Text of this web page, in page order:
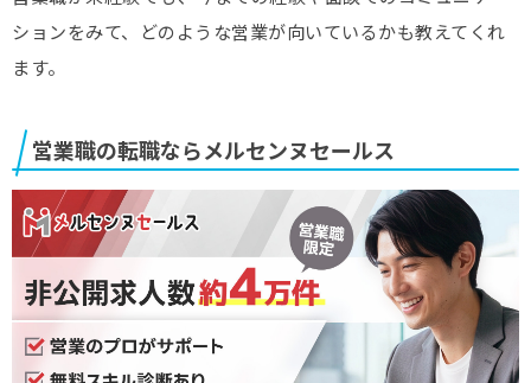
ションをみて、どのような営業が向いているかも教えてくれ
ます。
営業職の転職ならメルセンヌセールス